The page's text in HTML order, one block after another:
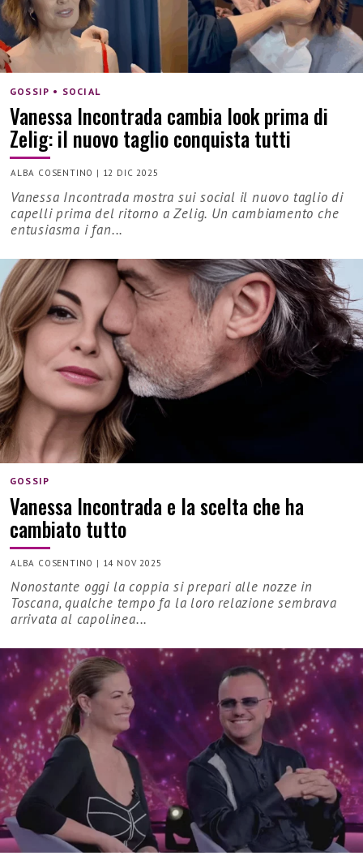
GOSSIP • SOCIAL
Vanessa Incontrada cambia look prima di
Zelig: il nuovo taglio conquista tutti
ALBA COSENTINO | 12 DIC 2025
Vanessa Incontrada mostra sui social il nuovo taglio di
capelli prima del ritorno a Zelig. Un cambiamento che
entusiasma i fan...
GOSSIP
Vanessa Incontrada e la scelta che ha
cambiato tutto
ALBA COSENTINO | 14 NOV 2025
Nonostante oggi la coppia si prepari alle nozze in
Toscana, qualche tempo fa la loro relazione sembrava
arrivata al capolinea...